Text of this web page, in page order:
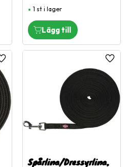
1 st i lager
Lägg till i favoriter
Spårlina/Dressyrlina,
Lägg